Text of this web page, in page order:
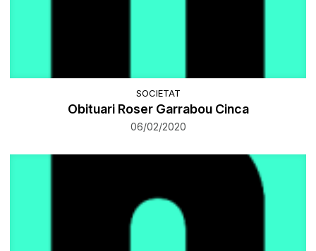
SOCIETAT
Obituari Roser Garrabou Cinca
06/02/2020